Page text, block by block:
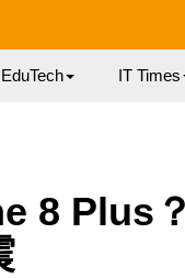
EduTech IT Times
8 Plus